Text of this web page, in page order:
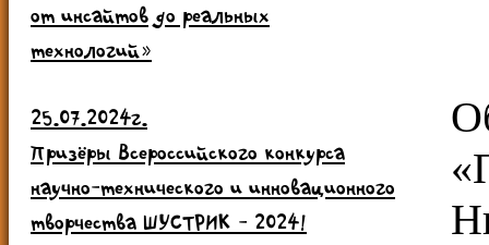
от инсайтов до реальных
технологий»
25.07.2024г.
Призёры Всероссийского конкурса
научно-технического и инновационного
творчества ШУСТРИК - 2024!